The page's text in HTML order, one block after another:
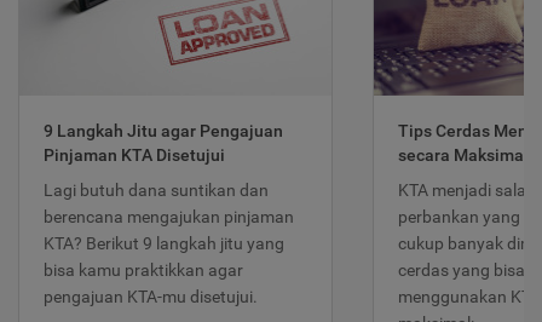
9 Langkah Jitu agar Pengajuan
Pinjaman KTA Disetujui
Lagi butuh dana suntikan dan
berencana mengajukan pinjaman
KTA? Berikut 9 langkah jitu yang
bisa kamu praktikkan agar
pengajuan KTA-mu disetujui.
Tips Cerdas
secara Maksimal
KTA menjadi
perbankan yang
cukup banyak
cerdas yang bisa
menggunakan